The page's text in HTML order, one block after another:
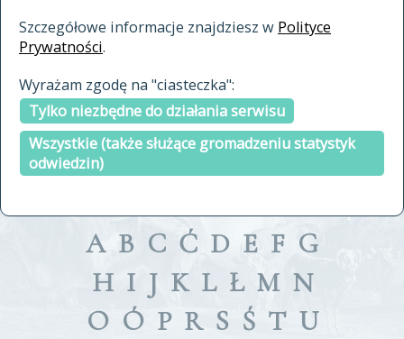
Szczegółowe informacje znajdziesz w Polityce
Prywatności.
Wyrażam zgodę na "ciasteczka":
Tylko niezbędne do działania serwisu
Wszystkie (także służące gromadzeniu statystyk
odwiedzin)
indeksie
a fronte
a tergo
A B C Ć D E F G
H I J K L Ł M N
O Ó P R S Ś T U